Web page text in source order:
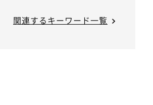
関連するキーワード一覧